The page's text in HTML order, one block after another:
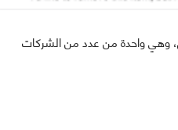
وهي واحدة من عدد من الشركات